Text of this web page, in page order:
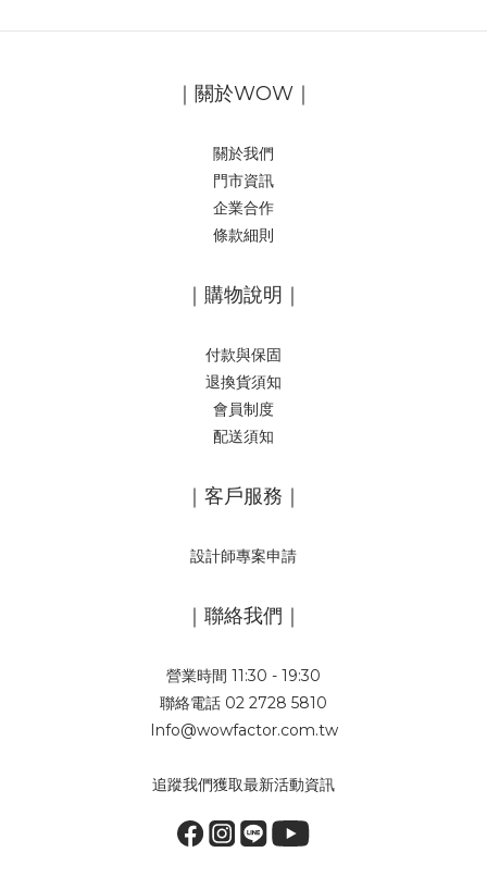
｜關於WOW｜
關於我們
門市資訊
企業合作
條款細則
｜購物說明｜
付款與保固
退換貨須知
會員制度
配送須知
｜客戶服務｜
設計師專案申請
｜聯絡我們｜
營業時間 11:30 - 19:30
聯絡電話 02 2728 5810
Info@wowfactor.com.tw
追蹤我們獲取最新活動資訊